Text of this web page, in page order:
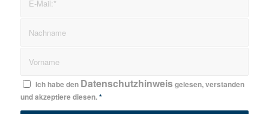
Ich habe den Datenschutzhinweisgelesen, verstanden
und akzeptiere diesen.*